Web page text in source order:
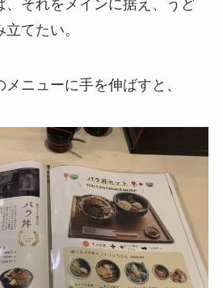
、それをメインに据え、うど
てたい。
ニューに手を伸ばすと、